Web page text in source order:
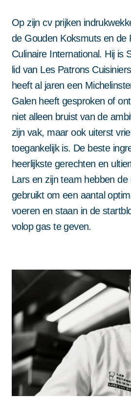
servicevoorwaarden van
toepassing.
Projectbegeleiding van A tot Z
groei: met vaste contactpersoon
Betrouwbaar en altijd dichtbij
Met landelijke dekking en Twentse
op ons bouwen. Vandaag, morgen
Door dit formulier in te
akkoord met onze
Deze site wordt
reCAPTCHA; het
servicevoorwaarden van
toepassing.
servicevoorwaarden van
toepassing.
reCAPTCHA; het
toepassing.
servicevoorwaarden van
toepassing.
toepassing.
Op zijn cv prijken
de Gouden Koksmuts en de
Culinaire International. Hij is
lid van Les Patrons
heeft al jaren een
Galen heeft gesproken of
niet alleen bruist van de
zijn vak, maar ook uiterst
toegankelijk is. De beste
heerlijkste gerechten en
Lars en zijn team hebben de
gebruikt om een aantal
voeren en staan in de
volop gas te geven.